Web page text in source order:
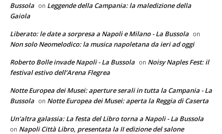
Bussola on Leggende della Campania: la maledizione della
Gaiola
Liberato: le date a sorpresa a Napoli e Milano - La Bussola on
Non solo Neomelodico: la musica napoletana da ieri ad oggi
Roberto Bolle invade Napoli - La Bussola on Noisy Naples Fest: il
festival estivo dell’Arena Flegrea
Notte Europea dei Musei: aperture serali in tutta la Campania - La
Bussola on Notte Europea dei Musei: aperta la Reggia di Caserta
Un'altra galassia: La festa del Libro torna a Napoli - La Bussola
on Napoli Città Libro, presentata la II edizione del salone